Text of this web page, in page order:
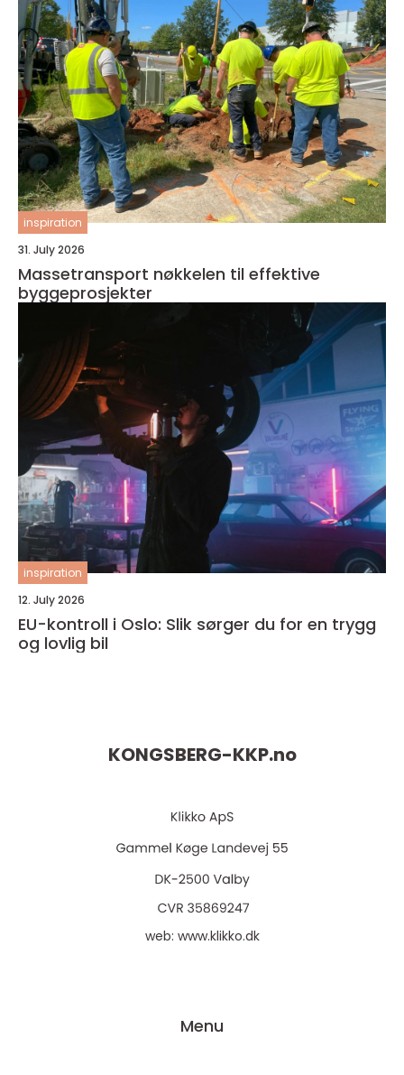
inspiration
31. July 2026
Massetransport nøkkelen til effektive
byggeprosjekter
inspiration
12. July 2026
EU-kontroll i Oslo: Slik sørger du for en trygg
og lovlig bil
KONGSBERG-KKP.no
web: www.klikko.dk
Menu